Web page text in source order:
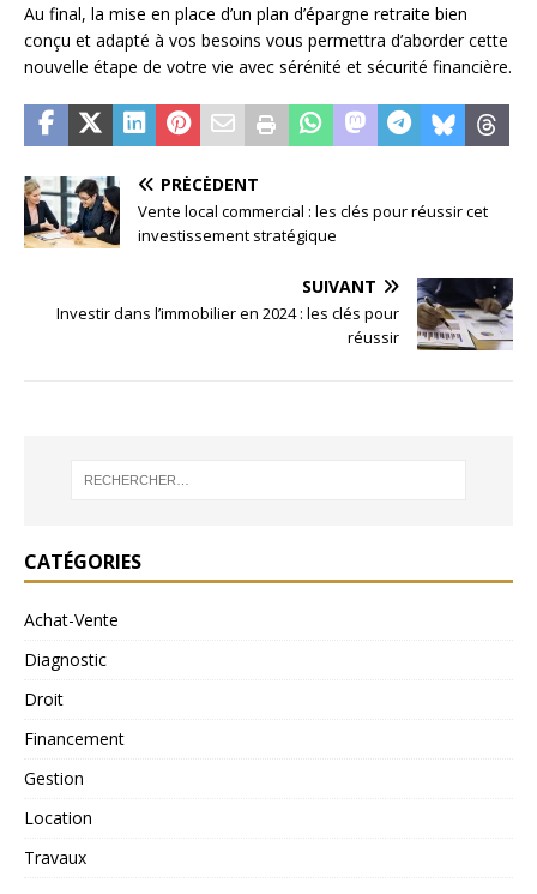
Au final, la mise en place d’un plan d’épargne retraite bien
conçu et adapté à vos besoins vous permettra d’aborder cette
nouvelle étape de votre vie avec sérénité et sécurité financière.
PRÉCÉDENT
Vente local commercial : les clés pour réussir cet
investissement stratégique
SUIVANT
Investir dans l’immobilier en 2024 : les clés pour
réussir
CATÉGORIES
Achat-Vente
Diagnostic
Droit
Financement
Gestion
Location
Travaux